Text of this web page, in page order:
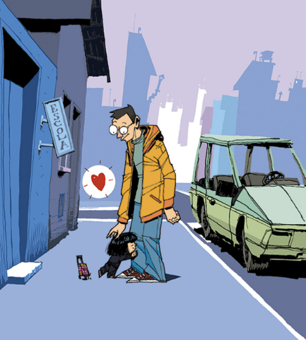
2015
OLIVIA E O PAPAI
| OLIVIA AND
HER DAD